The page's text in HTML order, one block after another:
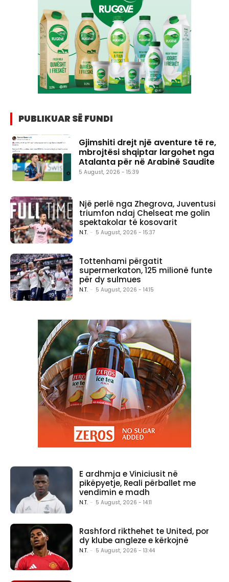
PUBLIKUAR SË FUNDI
Gjimshiti drejt një aventure të re,
mbrojtësi shqiptar largohet nga
Atalanta për në Arabinë Saudite
5 August, 2026 - 15:39
Një perlë nga Zhegrova, Juventusi
triumfon ndaj Chelseat me golin
spektakolar të kosovarit
N.T. - 5 August, 2026 - 15:37
Tottenhami përgatit
supermerkaton, 125 milionë funte
për dy sulmues
N.T. - 5 August, 2026 - 14:15
E ardhmja e Viniciusit në
pikëpyetje, Reali përballet me
vendimin e madh
N.T. - 5 August, 2026 - 14:11
Rashford rikthehet te United, por
dy klube angleze e kërkojnë
N.T. - 5 August, 2026 - 13:44